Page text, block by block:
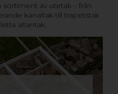
av utetak – från
kanaltak till trapetstak
altantak.